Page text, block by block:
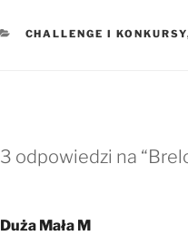
KATEGORIE
CHALLENGE I KONKURSY
3 odpowiedzi na
Duża Mała M